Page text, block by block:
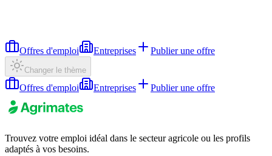
Offres d'emploi Entreprises Publier une offre
Changer le thème
Offres d'emploi Entreprises Publier une offre
Trouvez votre emploi idéal dans le secteur agricole ou les profils
adaptés à vos besoins.